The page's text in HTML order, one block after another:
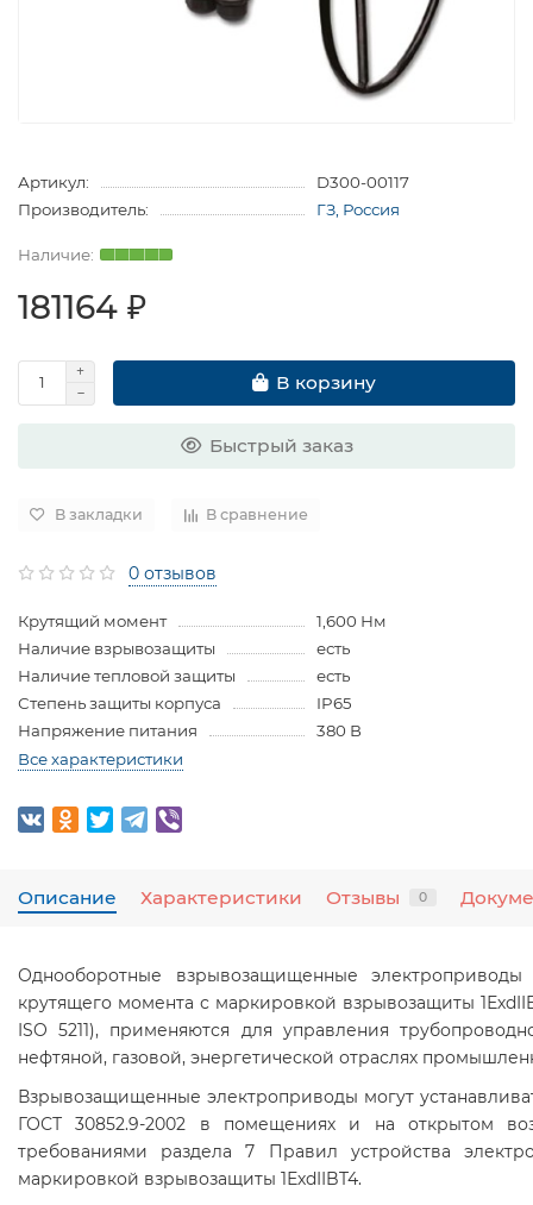
Артикул:
D300-00117
Производитель:
ГЗ, Россия
181164 ₽
В корзину
Быстрый заказ
В закладки В сравнение
0 отзывов
Крутящий момент
1,600 Нм
Наличие взрывозащиты
есть
Наличие тепловой защиты
есть
Степень защиты корпуса
IP65
Напряжение питания
380 В
Все характеристики
Описание Характеристики Отзывы 0
Однооборотные взрывозащищенные
крутящего момента с маркировкой взрывозащиты
ISO 5211), применяются для управления
нефтяной, газовой, энергетической отраслях
Взрывозащищенные электроприводы могут
ГОСТ 30852.9-2002 в помещениях и на открытом
требованиями раздела 7 Правил устройства
маркировкой взрывозащиты 1ЕхdIIBT4.